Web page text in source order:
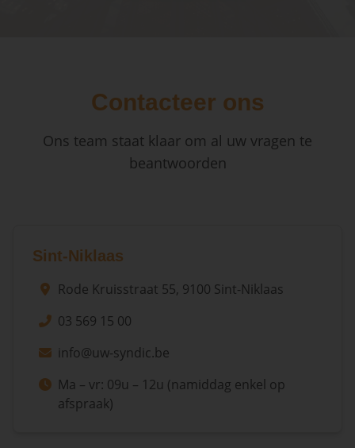
Contacteer ons
Ons team staat klaar om al uw vragen te
beantwoorden
Sint-Niklaas
Rode Kruisstraat 55, 9100 Sint-Niklaas
03 569 15 00
info@uw-syndic.be
Ma – vr: 09u – 12u (namiddag enkel op
afspraak)